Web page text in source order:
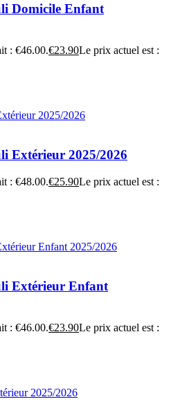
Domicile Enfant
: €46.00.€23.90Le prix actuel est :
Extérieur 2025/2026
: €48.00.€25.90Le prix actuel est :
Extérieur Enfant
: €46.00.€23.90Le prix actuel est :